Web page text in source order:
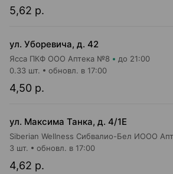
5,62 р.
ул. Уборевича, д. 42
Ясса ПКФ ООО Аптека №8 до 21:00
4,50 р.
0.33 шт. обновл. в 17:00
ул. Максима Танка, д. 4/1Е
4,62 р.
3 шт. обновл. в 17:00